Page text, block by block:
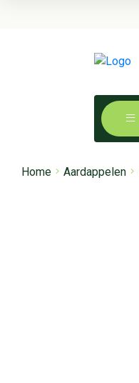
Home Aardappelen